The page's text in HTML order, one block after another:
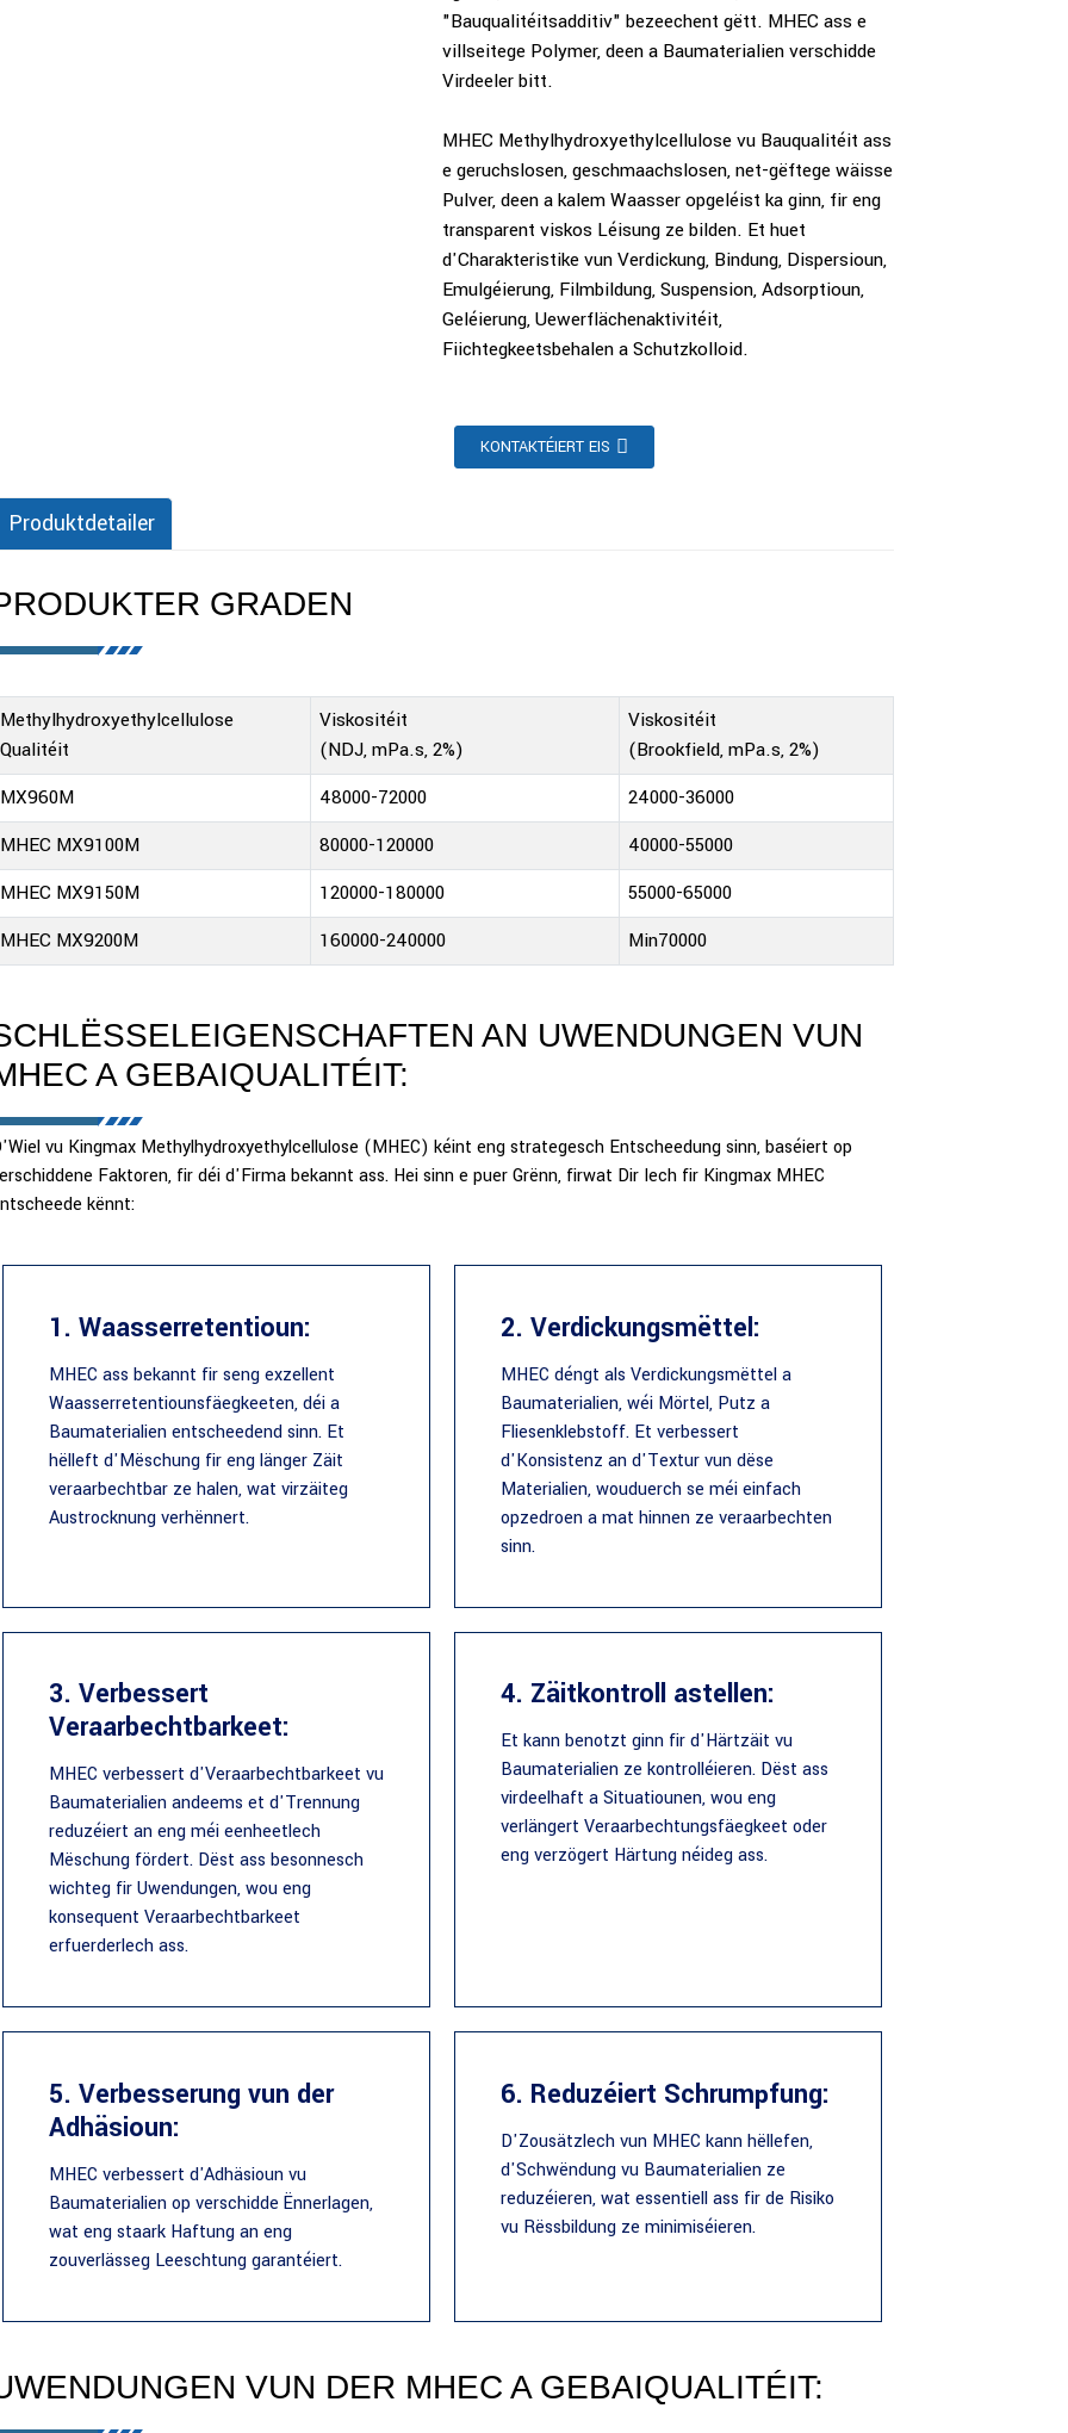
"Bauqualitéitsadditiv" bezeechent gëtt. MHEC ass e
villseitege Polymer, deen a Baumaterialien verschidde
Virdeeler bitt.
MHEC Methylhydroxyethylcellulose vu Bauqualitéit ass
e geruchslosen, geschmaachslosen, net-gëftege wäisse
Pulver, deen a kalem Waasser opgeléist ka ginn, fir eng
transparent viskos Léisung ze bilden. Et huet
d'Charakteristike vun Verdickung, Bindung, Dispersioun,
Emulgéierung, Filmbildung, Suspension, Adsorptioun,
Geléierung, Uewerflächenaktivitéit,
Fiichtegkeetsbehalen a Schutzkolloid.
KONTAKTÉIERT EIS
Produktdetailer
GRADEN
Methylhydroxyethylcellulose
Qualitéit
Viskositéit
(NDJ, mPa.s, 2%)
Viskositéit
(Brookfield, mPa.s, 2%)
MX960M
48000-72000
24000-36000
MHEC MX9100M
80000-120000
40000-55000
MHEC MX9150M
120000-180000
55000-65000
MHEC MX9200M
160000-240000 Min70000
AN UWENDUNGEN VUN
A GEBAIQUALITÉIT:
vu Kingmax Methylhydroxyethylcellulose (MHEC) kéint eng strategesch Entscheedung sinn, baséiert op
Faktoren, fir déi d'Firma bekannt ass. Hei sinn e puer Grënn, firwat Dir Iech fir Kingmax MHEC
kënnt:
1. Waasserretentioun:
MHEC ass bekannt fir seng exzellent
Waasserretentiounsfäegkeeten, déi a
Baumaterialien entscheedend sinn. Et
hëlleft d'Mëschung fir eng länger Zäit
veraarbechtbar ze halen, wat virzäiteg
Austrocknung verhënnert.
2. Verdickungsmëttel:
MHEC déngt als Verdickungsmëttel a
Baumaterialien, wéi Mörtel, Putz a
Fliesenklebstoff. Et verbessert
d'Konsistenz an d'Textur vun dëse
Materialien, wouduerch se méi einfach
opzedroen a mat hinnen ze veraarbechten
sinn.
3. Verbessert
Veraarbechtbarkeet:
MHEC verbessert d'Veraarbechtbarkeet vu
Baumaterialien andeems et d'Trennung
reduzéiert an eng méi eenheetlech
Mëschung fördert. Dëst ass besonnesch
wichteg fir Uwendungen, wou eng
konsequent Veraarbechtbarkeet
erfuerderlech ass.
4. Zäitkontroll astellen:
Et kann benotzt ginn fir d'Härtzäit vu
Baumaterialien ze kontrolléieren. Dëst ass
virdeelhaft a Situatiounen, wou eng
verlängert Veraarbechtungsfäegkeet oder
eng verzögert Härtung néideg ass.
5. Verbesserung vun der
Adhäsioun:
MHEC verbessert d'Adhäsioun vu
Baumaterialien op verschidde Ënnerlagen,
wat eng staark Haftung an eng
zouverlässeg Leeschtung garantéiert.
6. Reduzéiert Schrumpfung:
D'Zousätzlech vun MHEC kann hëllefen,
d'Schwëndung vu Baumaterialien ze
reduzéieren, wat essentiell ass fir de Risiko
vu Rëssbildung ze minimiséieren.
VUN DER MHEC A GEBAIQUALITÉIT: